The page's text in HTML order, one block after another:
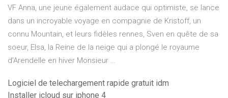
VF Anna, une jeune également audace qui optimiste, se lance
dans un incroyable voyage en compagnie de Kristoff, un
connu Mountain, et leurs fidèles rennes, Sven en quête de sa
soeur, Elsa, la Reine de la neige qui a plongé le royaume
d’Arendelle en hiver Monsieur …
Logiciel de telechargement rapide gratuit idm
Installer icloud sur iphone 4